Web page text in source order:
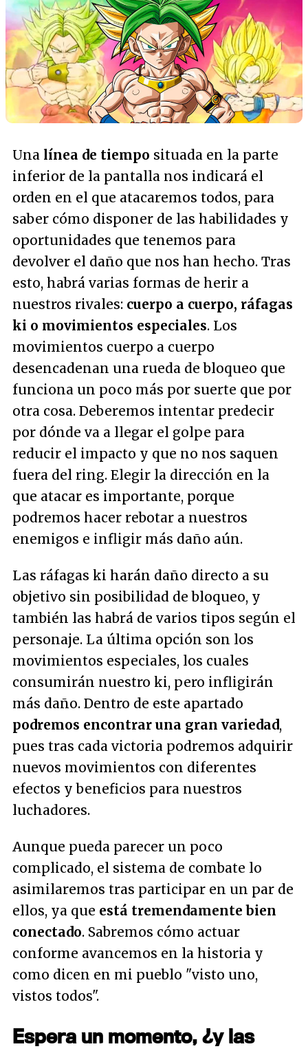
Una línea de tiempo situada en la parte
inferior de la pantalla nos indicará el
orden en el que atacaremos todos, para
saber cómo disponer de las habilidades y
oportunidades que tenemos para
devolver el daño que nos han hecho. Tras
esto, habrá varias formas de herir a
nuestros rivales: cuerpo a cuerpo, ráfagas
ki o movimientos especiales. Los
movimientos cuerpo a cuerpo
desencadenan una rueda de bloqueo que
funciona un poco más por suerte que por
otra cosa. Deberemos intentar predecir
por dónde va a llegar el golpe para
reducir el impacto y que no nos saquen
fuera del ring. Elegir la dirección en la
que atacar es importante, porque
podremos hacer rebotar a nuestros
enemigos e infligir más daño aún.
Las ráfagas ki harán daño directo a su
objetivo sin posibilidad de bloqueo, y
también las habrá de varios tipos según el
personaje. La última opción son los
movimientos especiales, los cuales
consumirán nuestro ki, pero infligirán
más daño. Dentro de este apartado
podremos encontrar una gran variedad,
pues tras cada victoria podremos adquirir
nuevos movimientos con diferentes
efectos y beneficios para nuestros
luchadores.
Aunque pueda parecer un poco
complicado, el sistema de combate lo
asimilaremos tras participar en un par de
ellos, ya que está tremendamente bien
conectado. Sabremos cómo actuar
conforme avancemos en la historia y
como dicen en mi pueblo "visto uno,
vistos todos".
Espera un momento, ¿y las